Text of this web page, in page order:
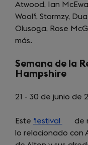
Atwood, Ian
Woolf, Stormzy,
Olusoga, Rose
más.
Semana de la
Hampshire
21 - 30 de junio de
Este festival
(opens
in
de
lo relacionado con